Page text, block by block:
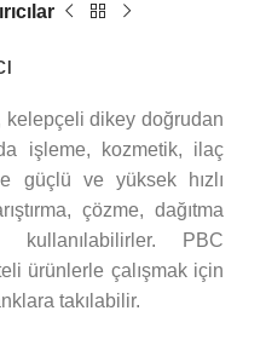
kelepçeli dikey doğrudan
işleme, kozmetik, ilaç
güçlü ve yüksek hızlı
çözme, dağıtma
PBC
ürünlerle çalışmak için
takılabilir.